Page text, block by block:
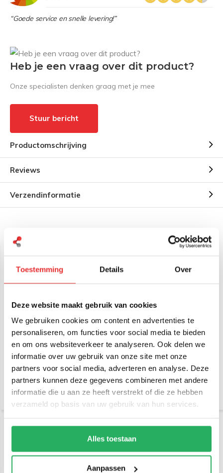
Toestemming Details Over
Deze website maakt gebruik van cookies
We gebruiken cookies om content en advertenties te
personaliseren, om functies voor social media te bieden
en om ons websiteverkeer te analyseren. Ook delen we
informatie over uw gebruik van onze site met onze
partners voor social media, adverteren en analyse. Deze
partners kunnen deze gegevens combineren met andere
informatie die u aan ze heeft verstrekt of die ze hebben
verzameld op basis van uw gebruik van hun services.
Alles toestaan
Aanpassen
“Goede service en snelle levering!”
Heb je een vraag over dit product?
Onze specialisten denken graag met je mee
Stuur bericht
Productomschrijving
Reviews
Verzendinformatie
Gerelateerde producten
RAM Mount RAM-201U
montage klemarm C-maat
aluminium
€ 36,95Incl. btw
€ 30,54 Excl. btw
RAM Mount Ram-201U-D
montage klem aluminium
lang
€ 69,95 Incl. btw
€ 57,81 Excl. btw